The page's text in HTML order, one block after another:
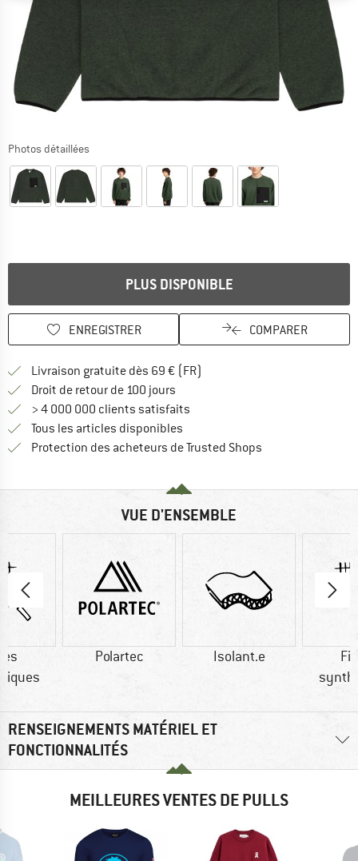
Photos détaillées
PLUS DISPONIBLE
ENREGISTRER COMPARER
Livraison gratuite dès 69 € (FR)
Droit de retour de 100 jours
> 4 000 000 clients satisfaits
Tous les articles disponibles
Protection des acheteurs de Trusted Shops
VUE D'ENSEMBLE
Polartec Isolant.e
RENSEIGNEMENTS MATÉRIEL ET
FONCTIONNALITÉS
MEILLEURES VENTES DE PULLS